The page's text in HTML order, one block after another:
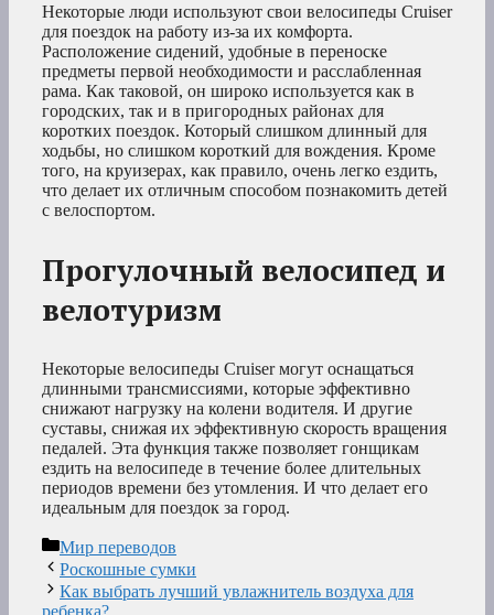
Некоторые люди используют свои велосипеды Cruiser
для поездок на работу из-за их комфорта.
Расположение сидений, удобные в переноске
предметы первой необходимости и расслабленная
рама. Как таковой, он широко используется как в
городских, так и в пригородных районах для
коротких поездок. Который слишком длинный для
ходьбы, но слишком короткий для вождения. Кроме
того, на круизерах, как правило, очень легко ездить,
что делает их отличным способом познакомить детей
с велоспортом.
Прогулочный велосипед и
велотуризм
Некоторые велосипеды Cruiser могут оснащаться
длинными трансмиссиями, которые эффективно
снижают нагрузку на колени водителя. И другие
суставы, снижая их эффективную скорость вращения
педалей. Эта функция также позволяет гонщикам
ездить на велосипеде в течение более длительных
периодов времени без утомления. И что делает его
идеальным для поездок за город.
Рубрики
Мир переводов
Роскошные сумки
Как выбрать лучший увлажнитель воздуха для
ребенка?